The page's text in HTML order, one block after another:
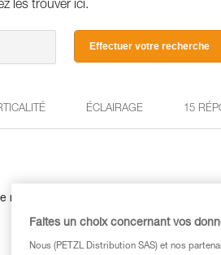
les trouver ici.
Effectuer votre recherche
ÉCLAIRAGE 15
recherche
Faites un choix concernant vos
Nous (PETZL Distribution SAS) et nos